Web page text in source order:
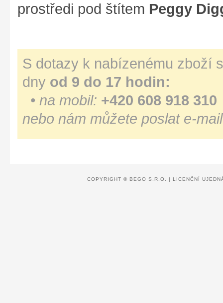
prostředi pod štítem Peggy
S dotazy k nabízenému zboží
dny od 9 do 17 hodin:
• na mobil: +420 608 918 310
nebo nám můžete poslat e-
COPYRIGHT © BEGO S.R.O. | LICENČNÍ